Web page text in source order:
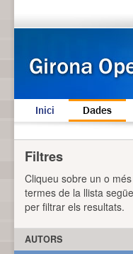
Inici Dades
Filtres
Cliqueu sobre un o més
termes de la llista
per filtrar els resultats.
AUTORS